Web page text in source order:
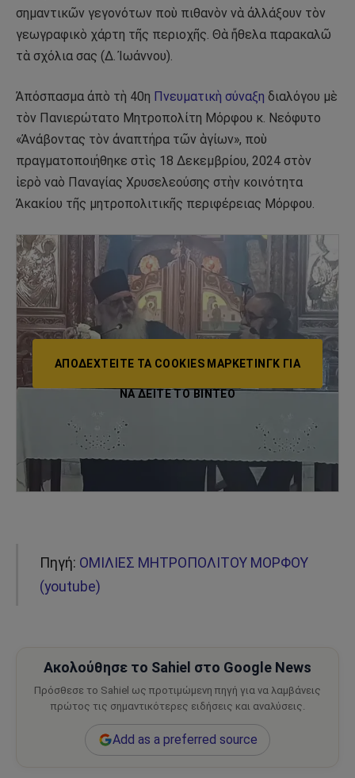
σημαντικῶν γεγονότων ποὺ πιθανὸν νὰ ἀλλάξουν τὸν
γεωγραφικὸ χάρτη τῆς περιοχῆς. Θὰ ἤθελα παρακαλῶ
τὰ σχόλια σας (Δ. Ἰωάννου).
Ἀπόσπασμα ἀπὸ τὴ 40η Πνευματικὴ σύναξη διαλόγου μὲ
τὸν Πανιερώτατο Μητροπολίτη Μόρφου κ. Νεόφυτο
«Ἀνάβοντας τὸν ἀναπτήρα τῶν ἁγίων», ποὺ
πραγματοποιήθηκε στὶς 18 Δεκεμβρίου, 2024 στὸν
ἱερὸ ναὸ Παναγίας Χρυσελεούσης στὴν κοινότητα
Ἀκακίου τῆς μητροπολιτικῆς περιφέρειας Μόρφου.
ΑΠΟΔΕΧΤΕΊΤΕ ΤΑ COOKIES ΜΆΡΚΕΤΙΝΓΚ ΓΙΑ
ΝΑ ΔΕΊΤΕ ΤΟ ΒΙΝΤΕΟ
Πηγή: ΟΜΙΛΙΕΣ ΜΗΤΡΟΠΟΛΙΤΟΥ ΜΟΡΦΟΥ
(youtube)
Ακολούθησε το Sahiel στο Google News
Πρόσθεσε το Sahiel ως προτιμώμενη πηγή για να λαμβάνεις
πρώτος τις σημαντικότερες ειδήσεις και αναλύσεις.
Add as a preferred source